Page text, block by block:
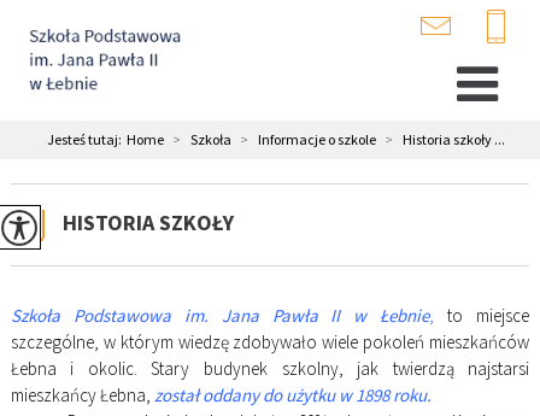
Jesteś tutaj: Home > Szkoła > Informacje o szkole > Historia szkoły ...
HISTORIA SZKOŁY
Szkoła Podstawowa im. Jana Pawła II w Łebnie, to miejsce
szczególne, w którym wiedzę zdobywało wiele pokoleń mieszkańców
Łebna i okolic. Stary budynek szkolny, jak twierdzą najstarsi
mieszkańcy Łebna, został oddany do użytku w 1898 roku.